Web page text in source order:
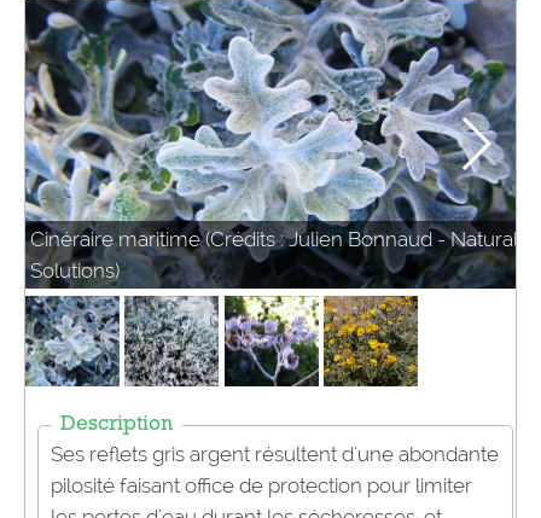
Cinéraire maritime (Crédits : Julien Bonnaud - Natural
Solutions)
Description
Ses reflets gris argent résultent d'une abondante
pilosité faisant office de protection pour limiter